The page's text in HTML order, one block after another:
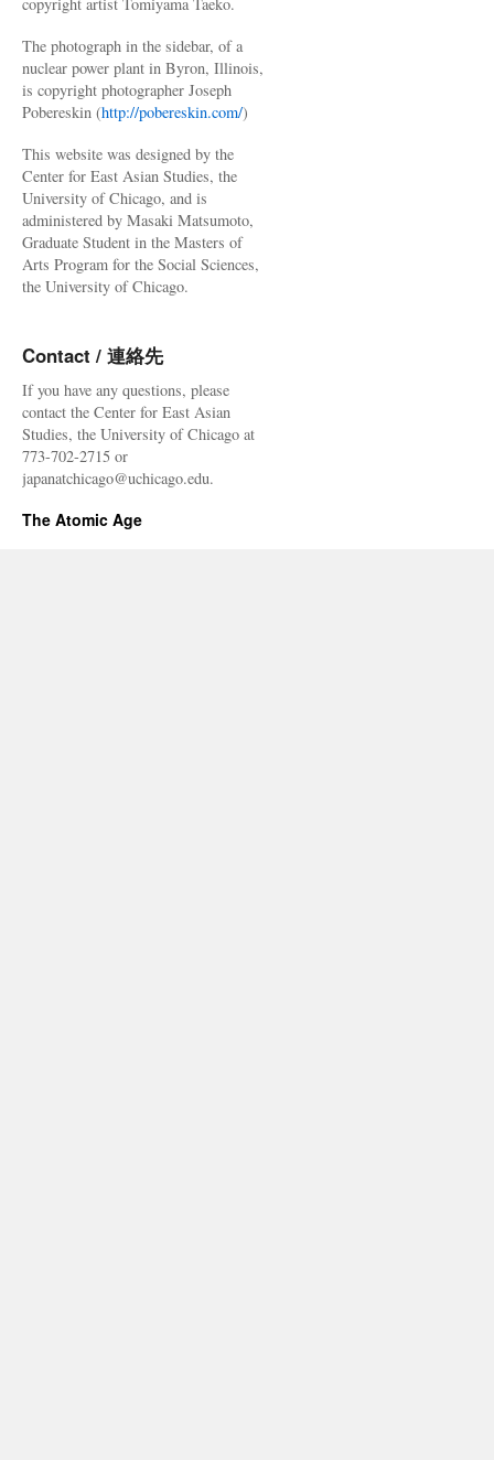
The photograph in the sidebar, of a
nuclear power plant in Byron, Illinois,
is copyright photographer Joseph
Pobereskin (http://pobereskin.com/)
This website was designed by the
Center for East Asian Studies, the
University of Chicago, and is
administered by Masaki Matsumoto,
Graduate Student in the Masters of
Arts Program for the Social Sciences,
the University of Chicago.
Contact / 連絡先
If you have any questions, please
contact the Center for East Asian
Studies, the University of Chicago at
773-702-2715 or
japanatchicago@uchicago.edu.
The Atomic Age